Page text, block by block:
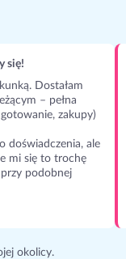
się!
Dostałam
– pełna
zakupy)
doświadczenia, ale
mi się to trochę
przy podobnej
okolicy.